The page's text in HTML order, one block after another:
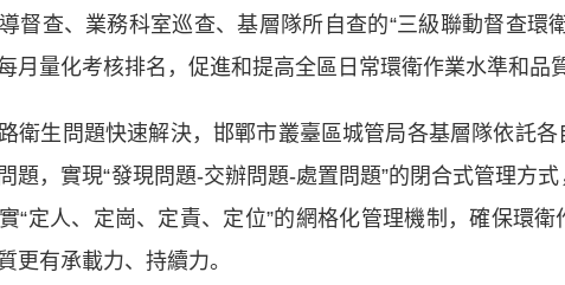
督查、業務科室巡查、基層隊所自查的“三級聯動督查環
月量化考核排名，促進和提高全區日常環衛作業水準和品質
生問題快速解決，邯鄲市叢臺區城管局各基層隊依託各
題，實現“發現問題-交辦問題-處置問題”的閉合式管理方
“定人、定崗、定責、定位”的網格化管理機制，確保環
更有承載力、持續力。